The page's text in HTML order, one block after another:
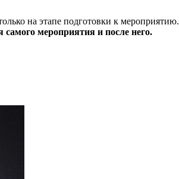
на этапе подготовки к
самого мероприятия и после него.